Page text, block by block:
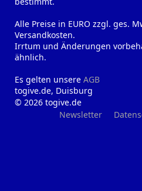
Alle Preise in EURO zzgl. ges.
Versandkosten.
Irrtum und Änderungen
ähnlich.
Es gelten unsere AGB
togive.de, Duisburg
© 2026 togive.de
Newsletter